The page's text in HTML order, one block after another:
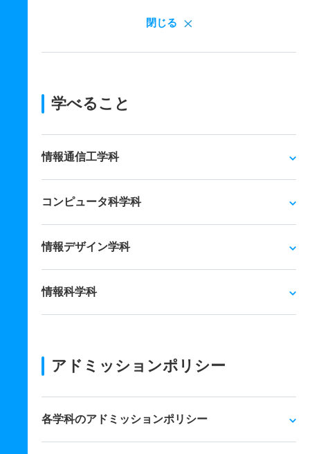
閉じる
学べること
情報通信工学科
コンピュータ科学科
情報デザイン学科
情報科学科
アドミッションポリシー
各学科のアドミッションポリシー